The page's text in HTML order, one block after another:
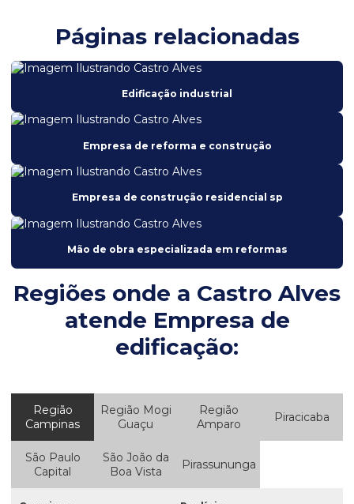
Construtora mogi mirim
Construtora em sp
Empresa de construção civil
Empresa de construção civil em Mogi Guaçu
Empresa de construção residencial sp
Empresa de edificação
Empresa de engenharia e construção
Empresa de estruturas metálicas
Empresa de obra residencial
Empresa de obras e reformas em campinas
Empresa de prestação de serviços de manutenção
Páginas relacionadas
Edificação industrial
Empresa de reforma e construção
Empresa de construção residencial sp
Mão de obra especializada em reformas
Regiões onde a Castro Alves
atende Empresa de
edificação:
Região
Campinas
Região Mogi
Guaçu
Região
Amparo
Piracicaba
São Paulo
Capital
São João da
Boa Vista
Pirassununga